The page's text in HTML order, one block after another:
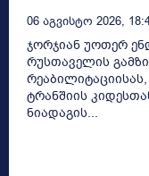
06 Აგვისტო 2026,
ჯორჯიან უოთერ ენდ
რუსთაველის
ტრანშიის
ნიადაგის...